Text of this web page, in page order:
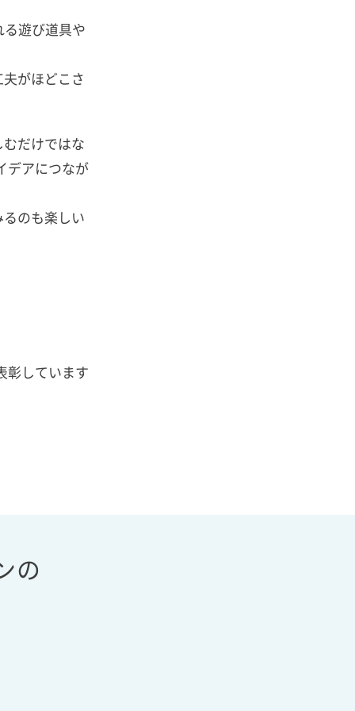
る遊び道具や
がほどこさ
だけではな
デアにつなが
のも楽しい
彰しています
の